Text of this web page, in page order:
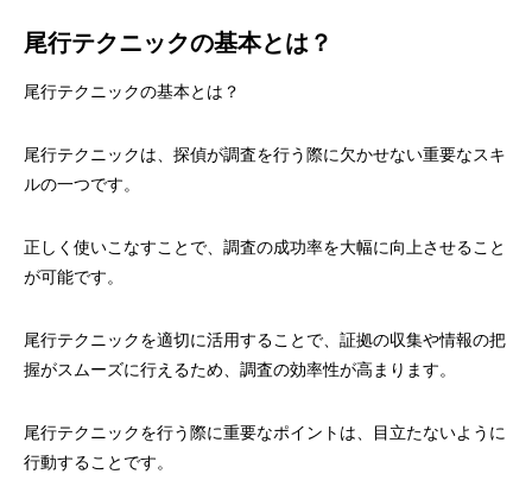
尾行テクニックの基本とは？
尾行テクニックの基本とは？
尾行テクニックは、探偵が調査を行う際に欠かせない重要なスキ
ルの一つです。
正しく使いこなすことで、調査の成功率を大幅に向上させること
が可能です。
尾行テクニックを適切に活用することで、証拠の収集や情報の把
握がスムーズに行えるため、調査の効率性が高まります。
尾行テクニックを行う際に重要なポイントは、目立たないように
行動することです。